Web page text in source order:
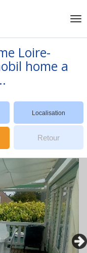
Loire-
home a
Localisation
Retour